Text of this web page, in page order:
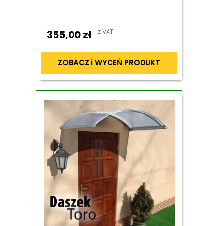
355,00zł z VAT
ZOBACZ i WYCEŃ PRODUKT